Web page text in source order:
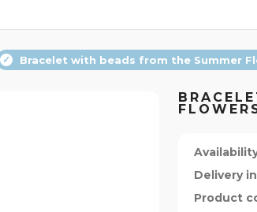
Bracelet with beads from the Summer
Delivery
Product